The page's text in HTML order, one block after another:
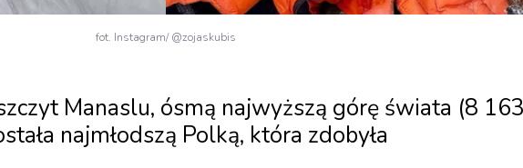
fot. Instagram/ @zojaskubis
Manaslu, ósmą najwyższą górę świata (8
najmłodszą Polką, która zdobyła